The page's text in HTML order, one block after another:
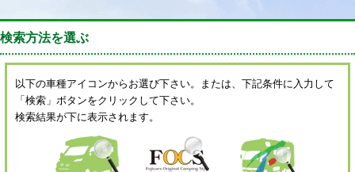
検索方法を選ぶ
以下の車種アイコンからお選び下さい。または、下記条件に入力して
「検索」ボタンをクリックして下さい。
検索結果が下に表示されます。